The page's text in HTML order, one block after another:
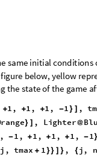
e same initialconditions
figure below, yellow repr
gthe stateofthe game af
+1, +1, +1, -1} ] , tm
range} ] , Lighter@ Blu
, -1, +1, +1, +1, -1}
j , tmax + 1}} ] } , {j, n